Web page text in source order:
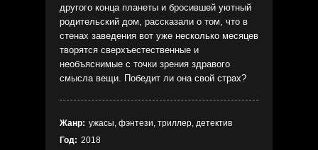
другого конца планеты и бросившей уютный
родительский дом, рассказали о том, что в
стенах заведения вот уже несколько месяцев
творятся сверхъестественные и
необъяснимые с точки зрения здравого
смысла вещи. Победит ли она свой страх?
Жанр: ужасы, фэнтези, триллер, детектив
Год: 2018